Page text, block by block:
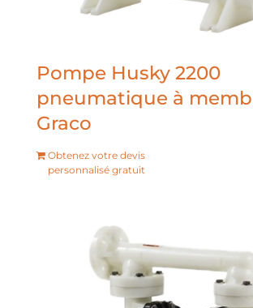
Pompe Husky 2200
pneumatique à
Graco
Obtenez votre devis
personnalisé gratuit